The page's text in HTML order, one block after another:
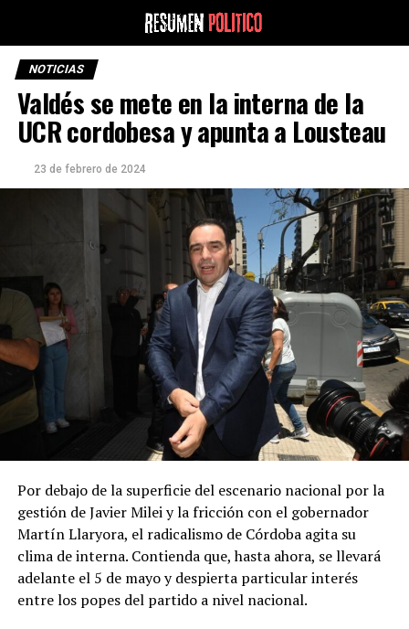
NOTICIAS
Valdés se mete en la interna de la
UCR cordobesa y apunta a Lousteau
23 de febrero de 2024
Por debajo de la superficie del escenario nacional por la
gestión de Javier Milei y la fricción con el gobernador
Martín Llaryora, el radicalismo de Córdoba agita su
clima de interna. Contienda que, hasta ahora, se llevará
adelante el 5 de mayo y despierta particular interés
entre los popes del partido a nivel nacional.